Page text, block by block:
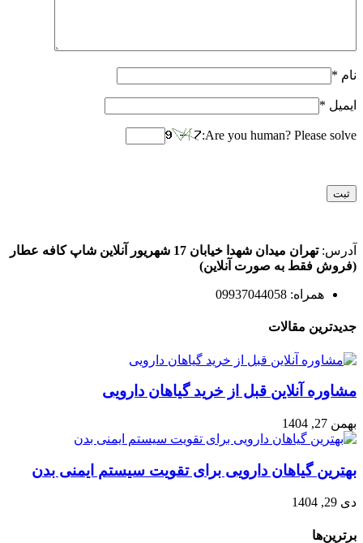
نام *
ایمیل *
Are you human? Please solve:
آدرس:تهران میدان شهدا خیابان 17 شهریور آنلاین شاپ کافه عطار
(فروش فقط به صورت آنلاین)
همراه: 09937044058
جدیدترین مقالات
مشاوره آنلاین قبل از خرید گیاهان دارویی
بهمن 27, 1404
بهترین گیاهان دارویی برای تقویت سیستم ایمنی بدن
دی 29, 1404
برترین‌ها